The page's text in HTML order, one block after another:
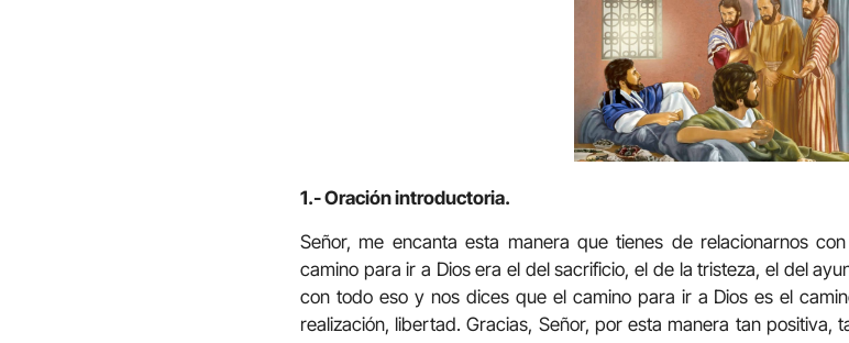
1.- Oración introductoria.
Señor, me encanta esta manera que tienes de relacionarnos
camino para ir a Dios era el del sacrificio, el de la tristeza, el del
con todo eso y nos dices que el camino para ir a Dios es el
realización, libertad. Gracias, Señor, por esta manera tan positiva,